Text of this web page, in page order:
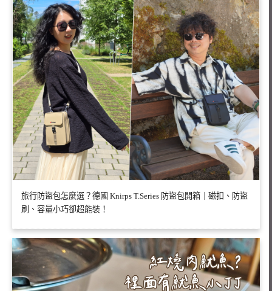
旅行防盜包怎麼選？德國 Knirps T.Series 防盜包開箱｜磁扣、防盜
刷、容量小巧卻超能裝！